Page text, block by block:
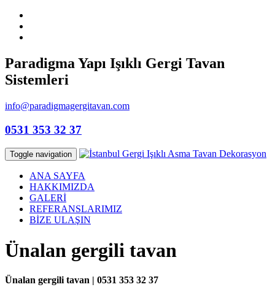
Paradigma Yapı Işıklı Gergi Tavan
Sistemleri
info@paradigmagergitavan.com
0531 353 32 37
Toggle navigation
ANA SAYFA
HAKKIMIZDA
GALERİ
REFERANSLARIMIZ
BİZE ULAŞIN
Ünalan gergili tavan
Ünalan gergili tavan | 0531 353 32 37